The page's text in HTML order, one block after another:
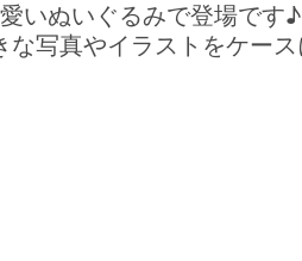
いぬいぐるみで登場です
写真やイラストをケー